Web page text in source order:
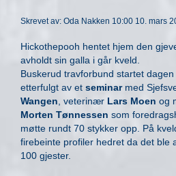
Skrevet av: Oda Nakken 10:00 10. mars
Hickothepooh hentet hjem den
avholdt sin galla i går kveld.
Buskerud travforbund startet
etterfulgt av et seminarmed
Wangen , veterinær Lars Moen og
Morten Tønnessen som
møtte rundt 70 stykker opp. På
firebeinte profiler hedret da det ble
100 gjester.